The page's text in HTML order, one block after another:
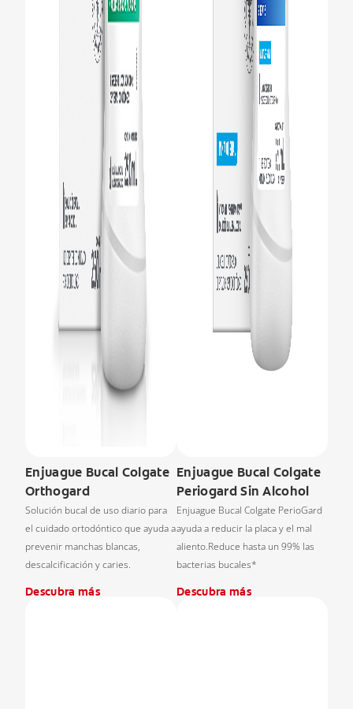
Enjuague Bucal Colgate
Orthogard
Solución bucal de uso diario para
el cuidado ortodóntico que ayuda a
prevenir manchas blancas,
descalcificación y caries.
Descubra más
Enjuague Bucal Colgate
Periogard Sin Alcohol
Enjuague Bucal Colgate PerioGard
ayuda a reducir la placa y el mal
aliento.Reduce hasta un 99% las
bacterias bucales*
Descubra más